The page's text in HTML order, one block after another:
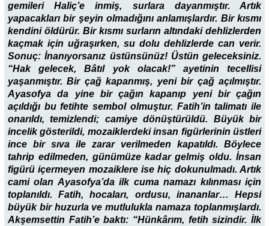
gemileri Haliç’e inmiş, surlara dayanmıştır. Artık
yapacakları bir şeyin olmadığını anlamışlardır. Bir kısmı
kendini öldürür. Bir kısmı surların altındaki dehlizlerden
kaçmak için uğraşırken, su dolu dehlizlerde can verir.
Sonuç: İnanıyorsanız üstünsünüz! Üstün geleceksiniz.
“Hak gelecek, Bâtıl yok olacak!” ayetinin tecellisi
yaşanmıştır. Bir çağ kapanmış, yeni bir çağ açılmıştır.
Ayasofya da yine bir çağın kapanıp yeni bir çağın
açıldığı bu fetihte sembol olmuştur. Fatih’in talimatı ile
onarıldı, temizlendi; camiye dönüştürüldü. Büyük bir
incelik gösterildi, mozaiklerdeki insan figürlerinin üstleri
ince bir sıva ile zarar verilmeden kapatıldı. Böylece
tahrip edilmeden, günümüze kadar gelmiş oldu. İnsan
figürü içermeyen mozaiklere ise hiç dokunulmadı. Artık
cami olan Ayasofya’da ilk cuma namazı kılınması için
toplanıldı. Fatih, hocaları, ordusu, inananlar… Hepsi
büyük bir huzurla ve mutlulukla namaza toplanmışlardı.
Akşemsettin Fatih’e baktı: “Hünkârım, fetih sizindir. İlk